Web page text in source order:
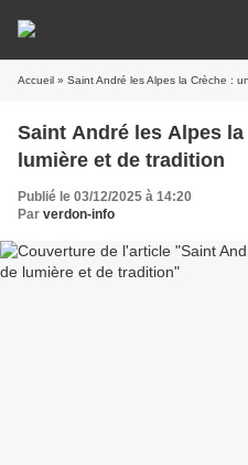
Accueil » Saint André les Alpes la Crèche :
Saint André les Alpes
lumière et de tradition
Publié le 03/12/2025 à 14:20
Par verdon-info